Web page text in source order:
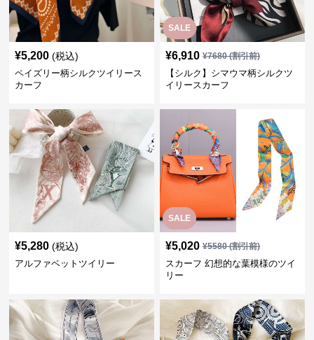
¥5,200 (税込)
ペイズリー柄シルクツイリース
カーフ
SALE
¥6,910 ¥7680(割引前)
【シルク】シマウマ柄シルクツ
イリースカーフ
¥5,280 (税込)
アルファベットツイリー
SALE
¥5,020 ¥5580(割引前)
スカーフ 幻想的な葉模様のツイ
リー